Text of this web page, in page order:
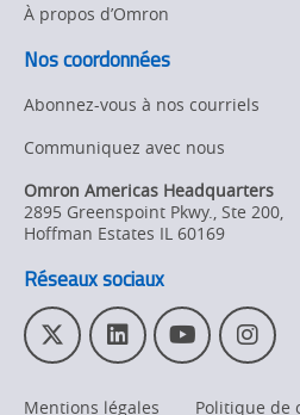
Policy
Changes
Product
Discontinuation
Pricing
Supply
Chain/Demand
À propos d’Omron
Nos coordonnées
Abonnez-vous à nos courriels
Communiquez avec nous
Omron Americas Headquarters
2895 Greenspoint Pkwy., Ste 200,
Hoffman Estates IL 60169
Réseaux sociaux
T
w
L
i
Y
o
I
n
Mentions légales Politique de